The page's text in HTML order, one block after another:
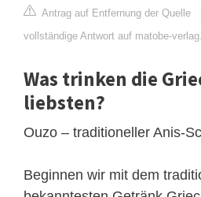
Antrag auf Entfernung der Quelle
vollständige Antwort auf matobe-
Was trinken die
liebsten?
Ouzo – traditioneller Anis-
Beginnen wir mit dem